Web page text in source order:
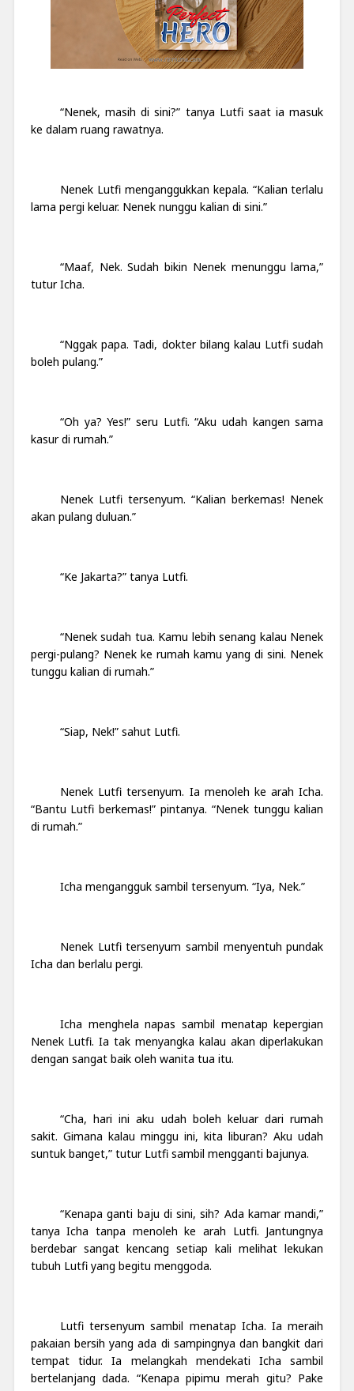
“Nenek, masih di sini?” tanya Lutfi saat ia masuk
ke dalam ruang rawatnya.
Nenek Lutfi menganggukkan kepala. “Kalian terlalu
lama pergi keluar. Nenek nunggu kalian di sini.”
“Maaf, Nek. Sudah bikin Nenek menunggu lama,”
tutur Icha.
“Nggak papa. Tadi, dokter bilang kalau Lutfi sudah
boleh pulang.”
“Oh ya? Yes!” seru Lutfi. “Aku udah kangen sama
kasur di rumah.”
Nenek Lutfi tersenyum. “Kalian berkemas! Nenek
akan pulang duluan.”
“Ke Jakarta?” tanya Lutfi.
“Nenek sudah tua. Kamu lebih senang kalau Nenek
pergi-pulang? Nenek ke rumah kamu yang di sini. Nenek
tunggu kalian di rumah.”
“Siap, Nek!” sahut Lutfi.
Nenek Lutfi tersenyum. Ia menoleh ke arah Icha.
“Bantu Lutfi berkemas!” pintanya. “Nenek tunggu kalian
di rumah.”
Icha mengangguk sambil tersenyum. “Iya, Nek.”
Nenek Lutfi tersenyum sambil menyentuh pundak
Icha dan berlalu pergi.
Icha menghela napas sambil menatap kepergian
Nenek Lutfi. Ia tak menyangka kalau akan diperlakukan
dengan sangat baik oleh wanita tua itu.
“Cha, hari ini aku udah boleh keluar dari rumah
sakit. Gimana kalau minggu ini, kita liburan? Aku udah
suntuk banget,” tutur Lutfi sambil mengganti bajunya.
“Kenapa ganti baju di sini, sih? Ada kamar mandi,”
tanya Icha tanpa menoleh ke arah Lutfi. Jantungnya
berdebar sangat kencang setiap kali melihat lekukan
tubuh Lutfi yang begitu menggoda.
Lutfi tersenyum sambil menatap Icha. Ia meraih
pakaian bersih yang ada di sampingnya dan bangkit dari
tempat tidur. Ia melangkah mendekati Icha sambil
bertelanjang dada. “Kenapa pipimu merah gitu? Pake